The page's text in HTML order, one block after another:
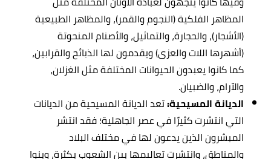
المظاهر الفلكية (النجوم والقمر)، والمظاهر الطبيعية
(الأشجار)، والحجارة، والتماثيل، والأصنام المنحوتة
(أشهرها اللات والعزى) ويقدمون لها الذبائح والقرابين،
كما كانوا يعبدون الحيوانات المختلفة مثل الغزلان،
والآرام، والضبيان.
الديانة المسيحية:تعد الديانة المسيحية من الديانات
التي انتشرت كثيرًا في عصر الجاهلية؛ فقد انتشر
المبشرون الذين يدعون لها في مختلف البلاد
والمناطق، وانتشرت تعاليمها بين الشعوب بكثرة، وبنوا